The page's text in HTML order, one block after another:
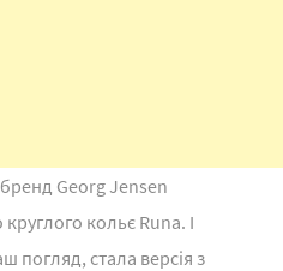
Georg Jensen
круглого кольє Runa. І
стала версія з